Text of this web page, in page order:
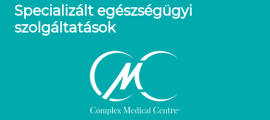
Specializált egészségügyi
szolgáltatások